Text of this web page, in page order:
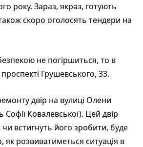
року. Зараз, якраз, готують
скоро оголосять тендери на
не погіршиться, то в
проспекті Грушевського, 33.
двір на вулиці Олени
Софії Ковалевської). Цей двір
встигнуть його зробити, буде
як розвиватиметься ситуація в